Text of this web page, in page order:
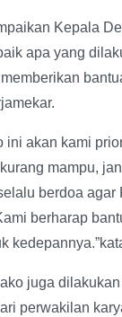
Kepala
apa yang
ini akan kami
mampu,
berdoa agar
berharap
juga
perwakilan